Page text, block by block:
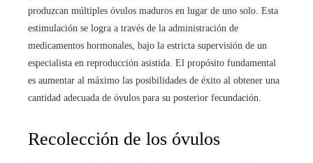
produzcan múltiples óvulos maduros en lugar de uno solo. Esta
estimulación se logra a través de la administración de
medicamentos hormonales, bajo la estricta supervisión de un
especialista en reproducción asistida. El propósito fundamental
es aumentar al máximo las posibilidades de éxito al obtener una
cantidad adecuada de óvulos para su posterior fecundación.
Recolección de los óvulos